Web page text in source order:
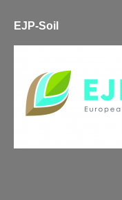
EJP-Soil